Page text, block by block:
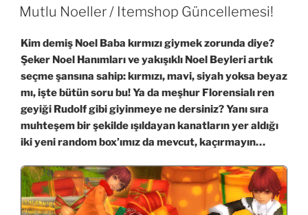
TARIHI
Mutlu Noeller / Itemshop Güncellemesi!
Kim demiş Noel Baba kırmızı giymek zorunda diye?
Şeker Noel Hanımları ve yakışıklı Noel Beyleri artık
seçme şansına sahip: kırmızı, mavi, siyah yoksa beyaz
mı, işte bütün soru bu! Ya da meşhur Florensialı ren
geyiği Rudolf gibi giyinmeye ne dersiniz? Yanı sıra
muhteşem bir şekilde ışıldayan kanatların yer aldığı
iki yeni random box’ımız da mevcut, kaçırmayın…